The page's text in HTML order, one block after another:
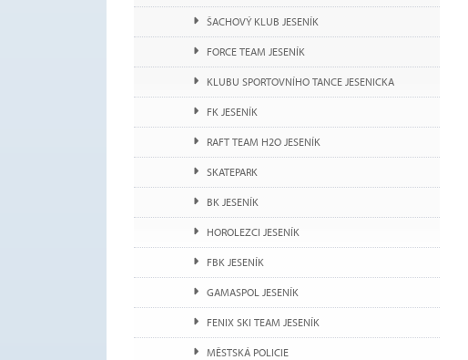
ŠACHOVÝ KLUB JESENÍK
FORCE TEAM JESENÍK
KLUBU SPORTOVNÍHO TANCE JESENICKA
FK JESENÍK
RAFT TEAM H2O JESENÍK
SKATEPARK
BK JESENÍK
HOROLEZCI JESENÍK
FBK JESENÍK
GAMASPOL JESENÍK
FENIX SKI TEAM JESENÍK
MĚSTSKÁ POLICIE